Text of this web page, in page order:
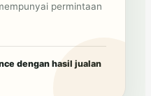
permintaan
dengan hasil jualan